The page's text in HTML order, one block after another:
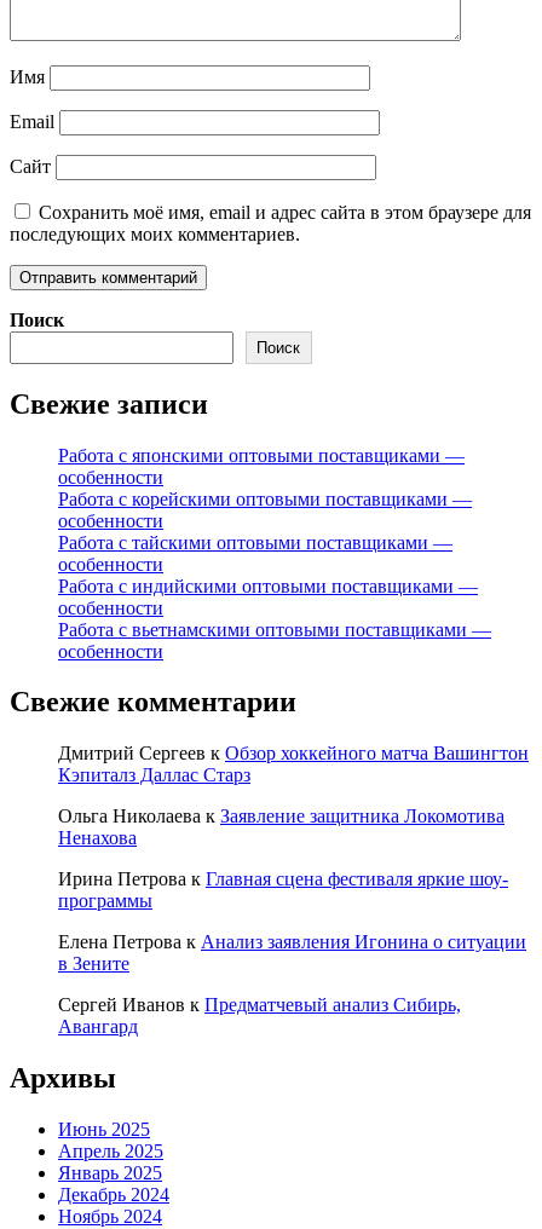
Имя
Email
Сайт
Сохранить моё имя, email и адрес сайта в этом браузере для
последующих моих комментариев.
Поиск
Поиск
Свежие записи
Работа с японскими оптовыми поставщиками —
особенности
Работа с корейскими оптовыми поставщиками —
особенности
Работа с тайскими оптовыми поставщиками —
особенности
Работа с индийскими оптовыми поставщиками —
особенности
Работа с вьетнамскими оптовыми поставщиками —
особенности
Свежие комментарии
Дмитрий Сергеев к Обзор хоккейного матча Вашингтон
Кэпиталз Даллас Старз
Ольга Николаева к Заявление защитника Локомотива
Ненахова
Ирина Петрова к Главная сцена фестиваля яркие шоу-
программы
Елена Петрова к Анализ заявления Игонина о ситуации
в Зените
Сергей Иванов к Предматчевый анализ Сибирь,
Авангард
Архивы
Июнь 2025
Апрель 2025
Январь 2025
Декабрь 2024
Ноябрь 2024